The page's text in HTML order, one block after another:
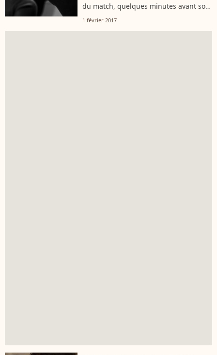
du match, quelques minutes avant son
show.
1 février 2017